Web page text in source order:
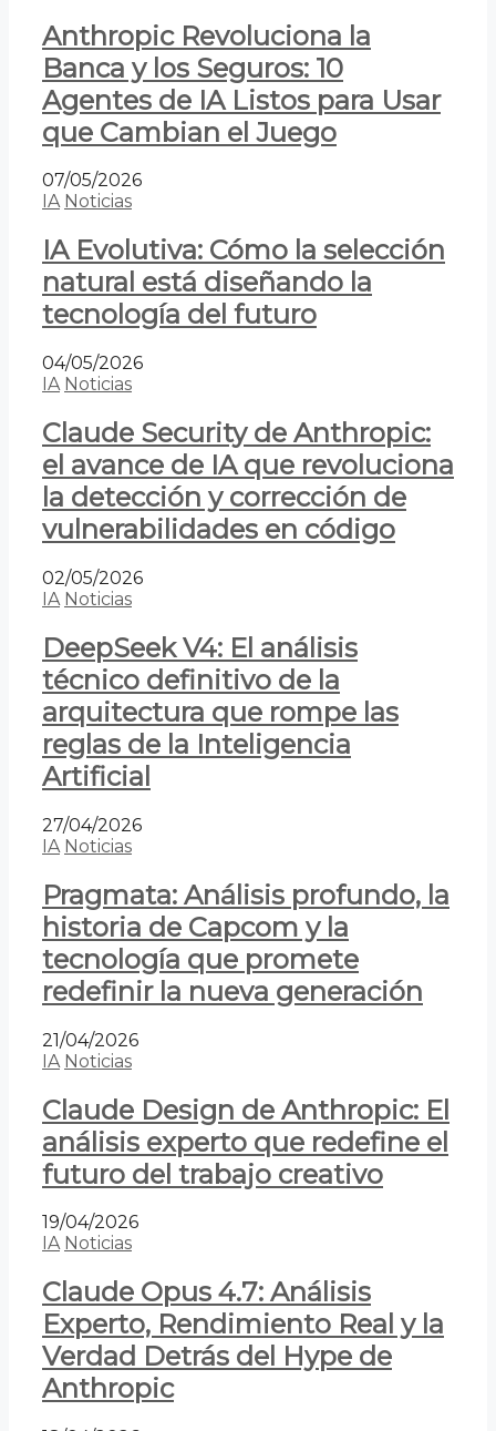
Anthropic Revoluciona la
Banca y los Seguros: 10
Agentes de IA Listos para Usar
que Cambian el Juego
07/05/2026
IA Noticias
IA Evolutiva: Cómo la selección
natural está diseñando la
tecnología del futuro
04/05/2026
IA Noticias
Claude Security de Anthropic:
el avance de IA que revoluciona
la detección y corrección de
vulnerabilidades en código
02/05/2026
IA Noticias
DeepSeek V4: El análisis
técnico definitivo de la
arquitectura que rompe las
reglas de la Inteligencia
Artificial
27/04/2026
IA Noticias
Pragmata: Análisis profundo, la
historia de Capcom y la
tecnología que promete
redefinir la nueva generación
21/04/2026
IA Noticias
Claude Design de Anthropic: El
análisis experto que redefine el
futuro del trabajo creativo
19/04/2026
IA Noticias
Claude Opus 4.7: Análisis
Experto, Rendimiento Real y la
Verdad Detrás del Hype de
Anthropic